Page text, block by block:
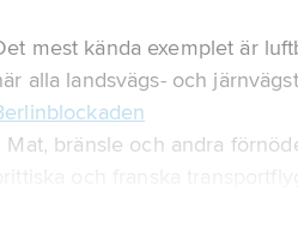
mest kända exemplet är
alla landsvägs- och
Mat, bränsle och andra